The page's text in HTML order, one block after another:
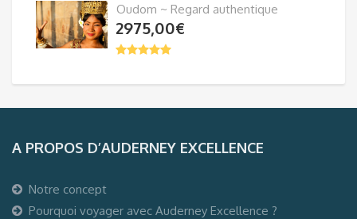
Oudom ~ Regard authentique
2975,00€
A PROPOS D’AUDERNEY EXCELLENCE
Notre concept
Pourquoi voyager avec Auderney Excellence ?